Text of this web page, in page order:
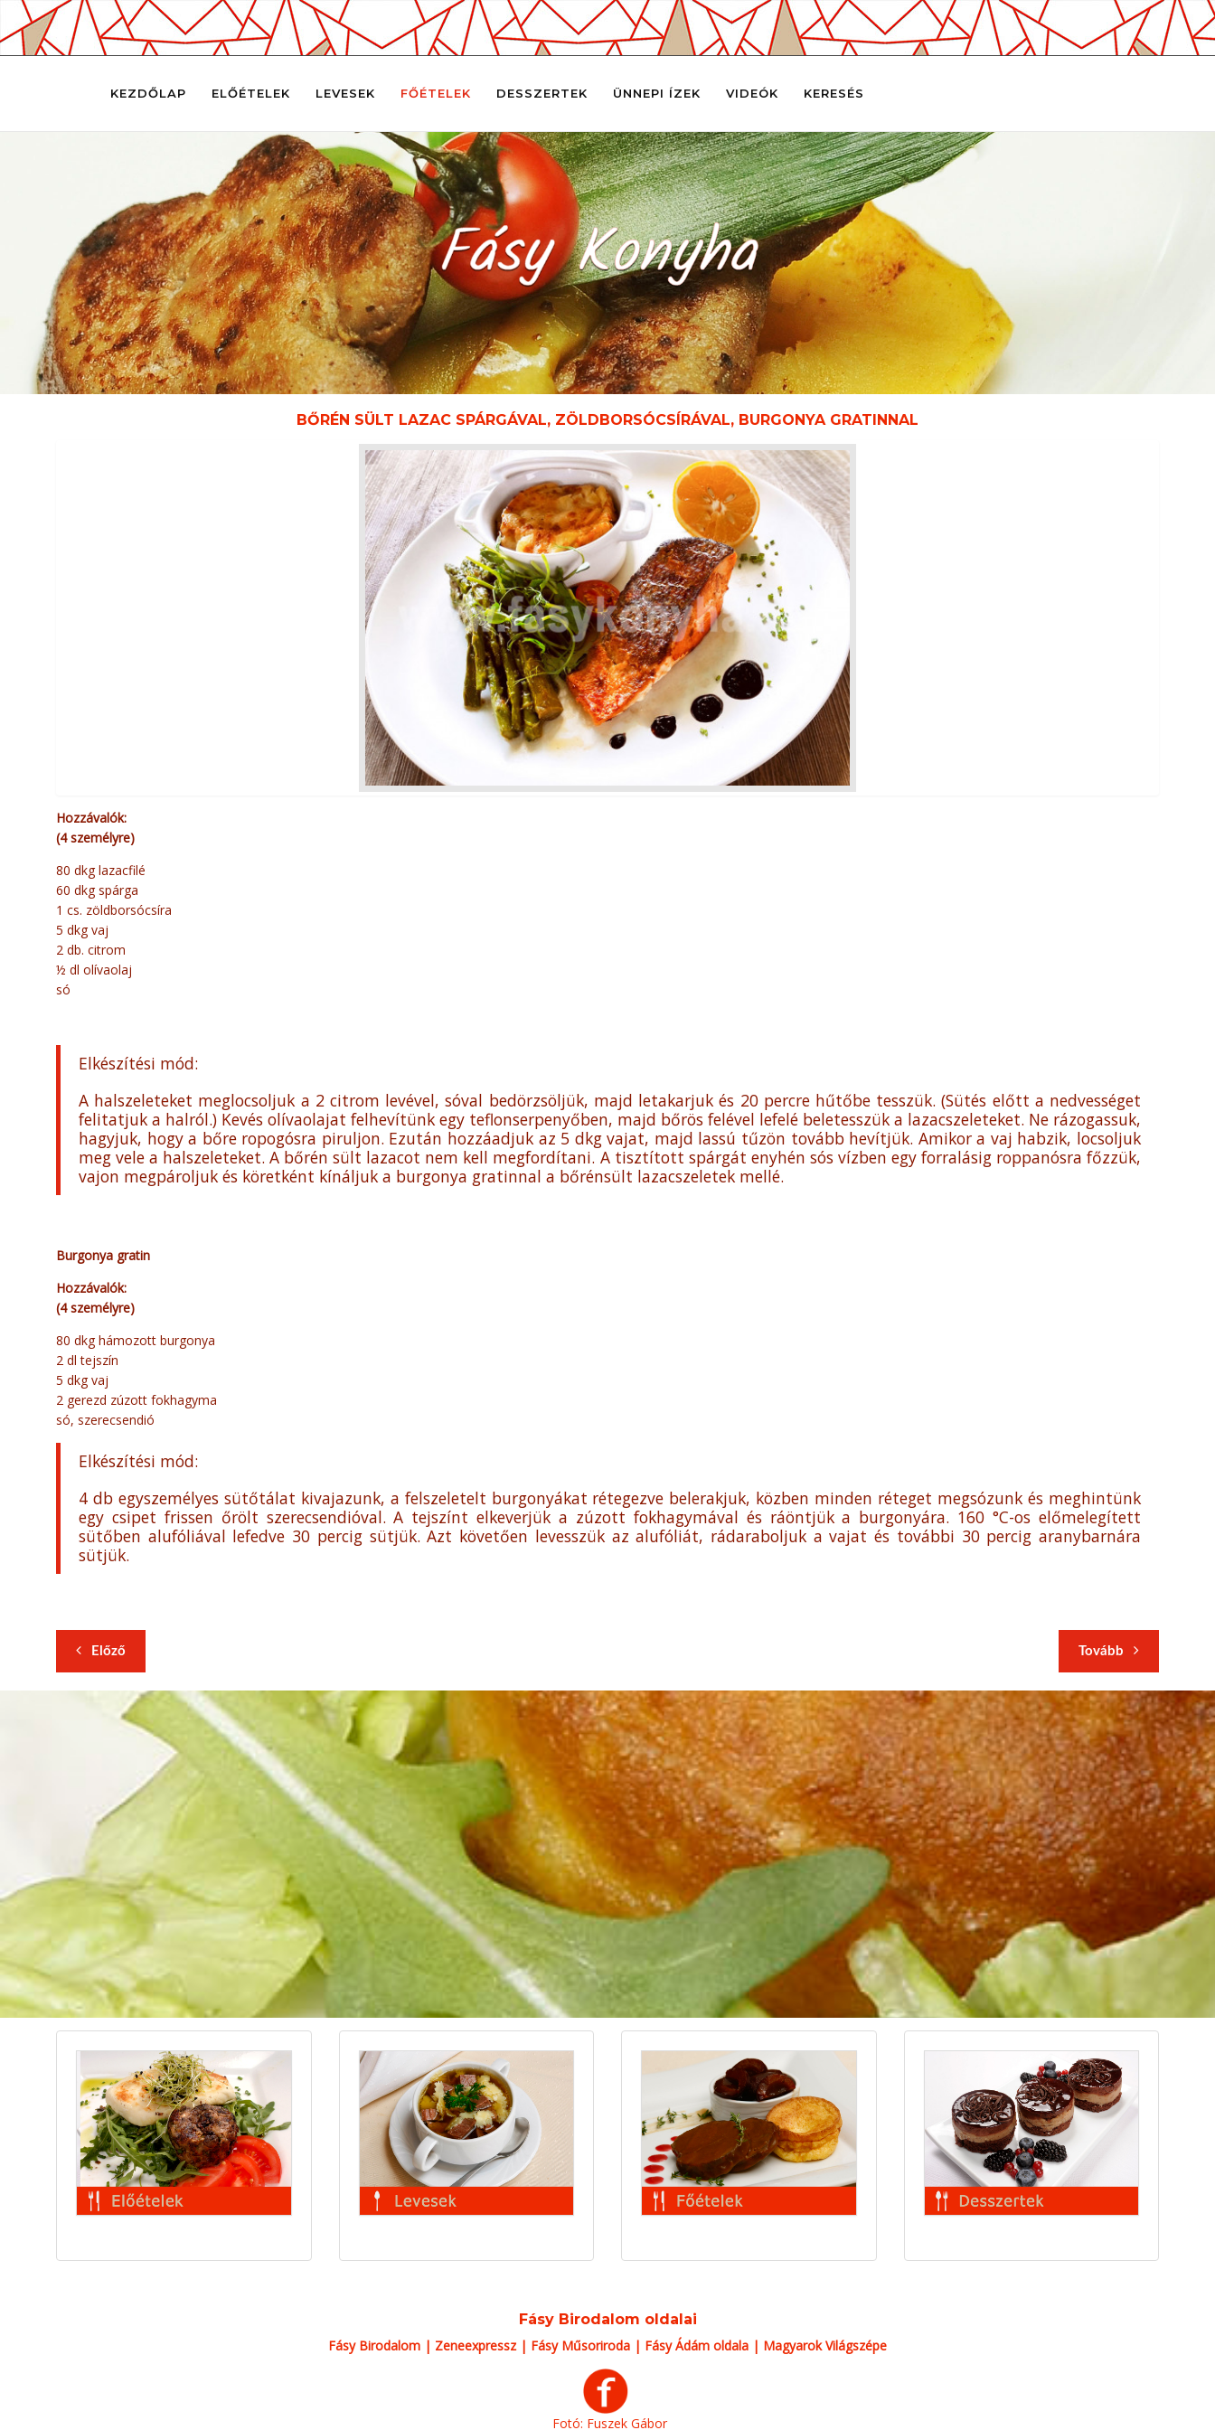
KEZDŐLAP ELŐÉTELEK LEVESEK FŐÉTELEK DESSZERTEK ÜNNEPI ÍZEK VIDEÓK KERESÉS
BŐRÉN SÜLT LAZAC SPÁRGÁVAL, ZÖLDBORSÓCSÍRÁVAL, BURGONYA GRATINNAL
Hozzávalók:
(4 személyre)
80 dkg lazacfilé
60 dkg spárga
1 cs. zöldborsócsíra
5 dkg vaj
2 db. citrom
½ dl olívaolaj
só
Elkészítési mód:
A halszeleteket meglocsoljuk a 2 citrom levével, sóval bedörzsöljük, majd letakarjuk és 20 percre hűtőbe tesszük. (Sütés előtt a nedvességet
felitatjuk a halról.) Kevés olívaolajat felhevítünk egy teflonserpenyőben, majd bőrös felével lefelé beletesszük a lazacszeleteket. Ne rázogassuk,
hagyjuk, hogy a bőre ropogósra piruljon. Ezután hozzáadjuk az 5 dkg vajat, majd lassú tűzön tovább hevítjük. Amikor a vaj habzik, locsoljuk
meg vele a halszeleteket. A bőrén sült lazacot nem kell megfordítani. A tisztított spárgát enyhén sós vízben egy forralásig roppanósra főzzük,
vajon megpároljuk és köretként kínáljuk a burgonya gratinnal a bőrénsült lazacszeletek mellé.
Burgonya gratin
Hozzávalók:
(4 személyre)
80 dkg hámozott burgonya
2 dl tejszín
5 dkg vaj
2 gerezd zúzott fokhagyma
só, szerecsendió
Elkészítési mód:
4 db egyszemélyes sütőtálat kivajazunk, a felszeletelt burgonyákat rétegezve belerakjuk, közben minden réteget megsózunk és meghintünk
egy csipet frissen őrölt szerecsendióval. A tejszínt elkeverjük a zúzott fokhagymával és ráöntjük a burgonyára. 160 °C-os előmelegített
sütőben alufóliával lefedve 30 percig sütjük. Azt követően levesszük az alufóliát, rádaraboljuk a vajat és további 30 percig aranybarnára
sütjük.
Előző Tovább
Fásy Birodalom oldalai
Fásy Birodalom | Zeneexpressz| Fásy Műsoriroda | Fásy Ádám oldala | Magyarok Világszépe
Fotó: Fuszek Gábor